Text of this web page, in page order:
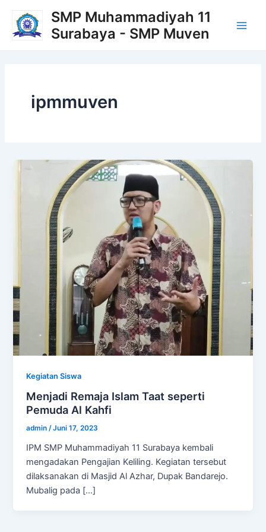
konten
SMP Muhammadiyah 11
Surabaya - SMP Muven
ipmmuven
Kegiatan Siswa
Menjadi Remaja Islam Taat seperti
Pemuda Al Kahfi
admin/Juni 17, 2023
IPM SMP Muhammadiyah 11 Surabaya kembali
mengadakan Pengajian Keliling. Kegiatan tersebut
dilaksanakan di Masjid Al Azhar, Dupak Bandarejo.
Mubalig pada […]